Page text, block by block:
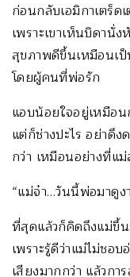
ก่อนกลับเอมิกาเตร็ด
เพราะเขาเห็นบิดานั่ง
สุขภาพดีขึ้นเหมือนเ
โดยผู้คนที่พ่อรัก
แอบน้อยใจอยู่เหมือ
แต่ก็ช่างปะไร อย่าดึ
กว่า เหมือนอย่างที่แ
“แม่จ๋า…วันนี้พ่อมาดูง
ที่สุดแล้วก็คิดถึงแม่ขึ้น
เพราะรู้ดีว่าแม่ไม่ช
เสียงมากกว่า แล้วก